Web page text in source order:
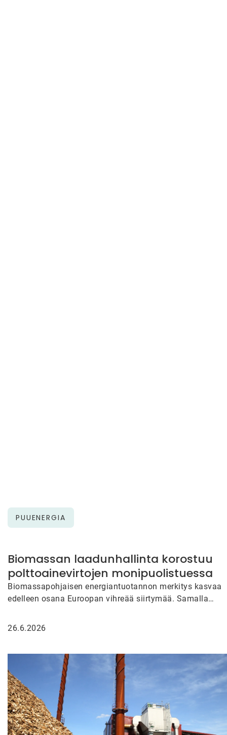
PUUENERGIA
Biomassan laadunhallinta korostuu
polttoainevirtojen monipuolistuessa
Biomassapohjaisen energiantuotannon merkitys kasvaa
edelleen osana Euroopan vihreää siirtymää. Samalla
laatuominaisuudet vaihtelevat…
26.6.2026